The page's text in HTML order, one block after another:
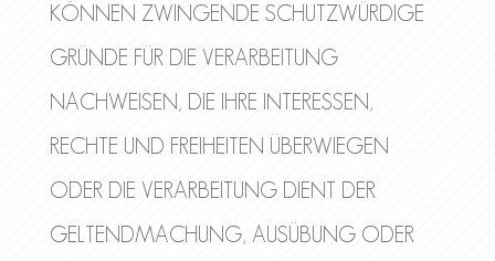
KÖNNEN ZWINGENDE SCHUTZWÜRDIGE
GRÜNDE FÜR DIE VERARBEITUNG
NACHWEISEN, DIE IHRE INTERESSEN,
RECHTE UND FREIHEITEN ÜBERWIEGEN
ODER DIE VERARBEITUNG DIENT DER
GELTENDMACHUNG, AUSÜBUNG ODER